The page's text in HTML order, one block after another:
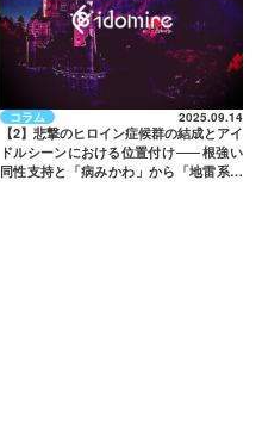
コラム 2025.09.14
【2】悲撃のヒロイン症候群の結成とアイ
ドルシーンにおける位置付け——根強い
同性支持と「病みかわ」から「地雷系」